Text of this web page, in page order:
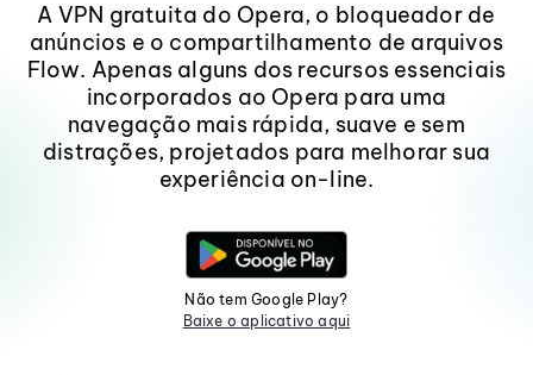
A VPN gratuita do Opera, o bloqueador de
anúncios e o compartilhamento de arquivos
Flow. Apenas alguns dos recursos essenciais
incorporados ao Opera para uma
navegação mais rápida, suave e sem
distrações, projetados para melhorar sua
experiência on-line.
Não tem Google Play?
Baixe o aplicativo aqui